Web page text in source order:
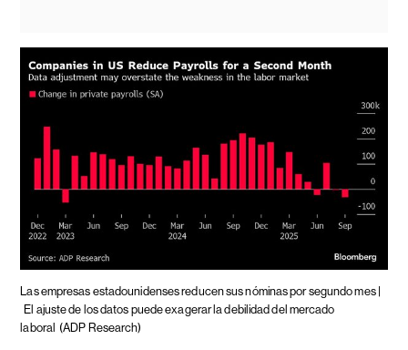
Las empresas estadounidenses reducen sus nóminas por segundo mes |
El ajuste de los datos puede exagerar la debilidad del mercado
laboral (ADP Research)